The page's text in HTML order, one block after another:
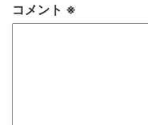
コメント ※